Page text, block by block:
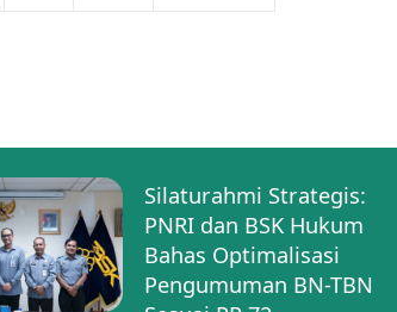
Kenalkan Halo BNRI,
PNRI Buka Layanan
Informasi BN TBN di
HUT PP INI